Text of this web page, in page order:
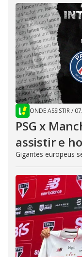
ONDE ASSISTIR/
PSG x
assistir e
Gigantes europeus